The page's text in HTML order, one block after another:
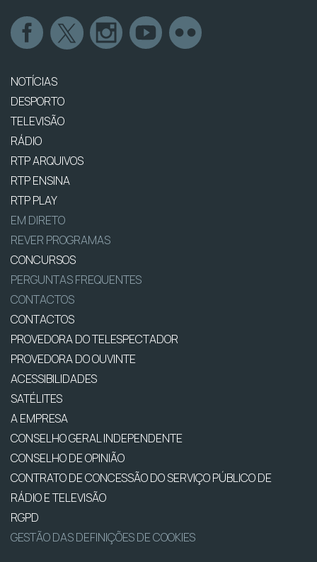
NOTÍCIAS
DESPORTO
TELEVISÃO
RÁDIO
RTP ARQUIVOS
RTP ENSINA
RTP PLAY
EM DIRETO
REVER PROGRAMAS
CONCURSOS
PERGUNTAS FREQUENTES
CONTACTOS
CONTACTOS
PROVEDORA DO TELESPECTADOR
PROVEDORA DO OUVINTE
ACESSIBILIDADES
SATÉLITES
A EMPRESA
CONSELHO GERAL INDEPENDENTE
CONSELHO DE OPINIÃO
CONTRATO DE CONCESSÃO DO SERVIÇO PÚBLICO DE
RÁDIO E TELEVISÃO
RGPD
GESTÃO DAS DEFINIÇÕES DE COOKIES